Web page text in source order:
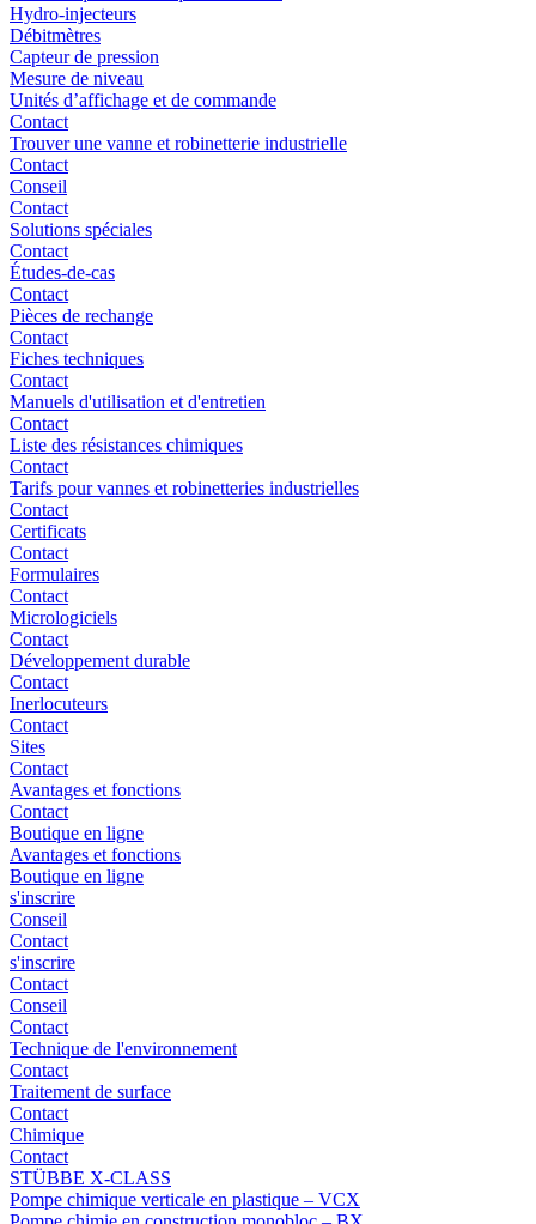
Hydro-injecteurs
Débitmètres
Capteur de pression
Mesure de niveau
Unités d’affichage et de commande
Contact
Trouver une vanne et robinetterie industrielle
Contact
Conseil
Contact
Solutions spéciales
Contact
Études-de-cas
Contact
Pièces de rechange
Contact
Fiches techniques
Contact
Manuels d'utilisation et d'entretien
Contact
Liste des résistances chimiques
Contact
Tarifs pour vannes et robinetteries industrielles
Contact
Certificats
Contact
Formulaires
Contact
Micrologiciels
Contact
Développement durable
Contact
Inerlocuteurs
Contact
Sites
Contact
Avantages et fonctions
Contact
Boutique en ligne
Avantages et fonctions
Boutique en ligne
s'inscrire
Conseil
Contact
s'inscrire
Contact
Conseil
Contact
Technique de l'environnement
Contact
Traitement de surface
Contact
Chimique
Contact
STÜBBE X-CLASS
Pompe chimique verticale en plastique – VCX